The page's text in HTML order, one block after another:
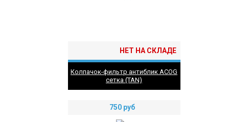
НЕТ НА СКЛАДЕ
Колпачок-фильтр антиблик ACOG
сетка (TAN)
750 руб